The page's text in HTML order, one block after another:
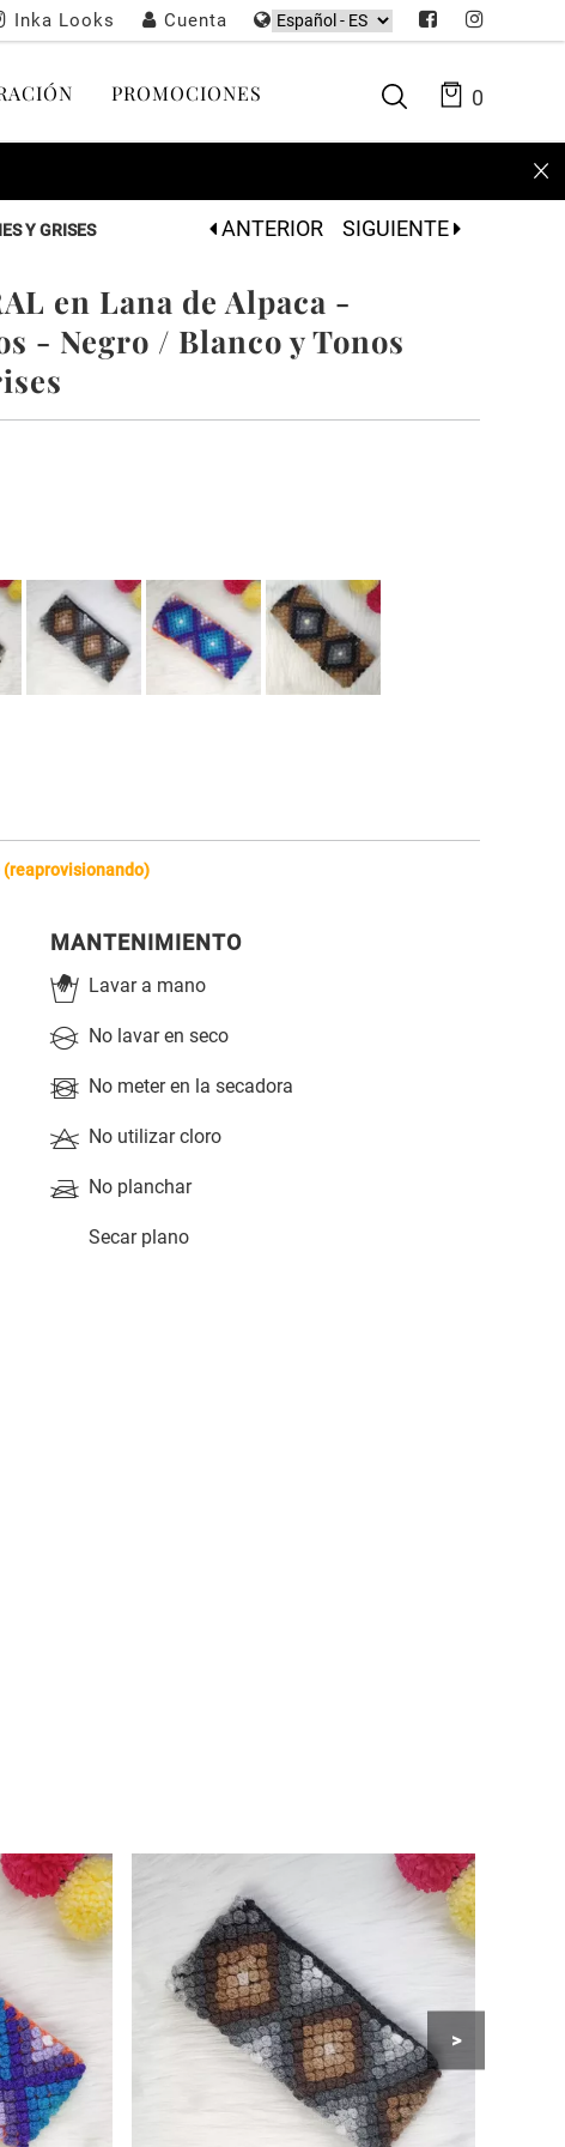
Inka Looks Cuenta
PROMOCIONES 0
Y GRISES ANTERIOR SIGUIENTE
en Lana de Alpaca -
- Negro / Blanco y Tonos
MANTENIMIENTO
Lavar a mano
No lavar en seco
No meter en la secadora
No utilizar cloro
No planchar
Secar plano